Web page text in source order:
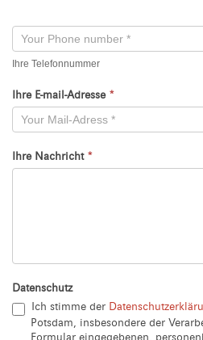
Ihre Telefonnummer
Ihre E-mail-Adresse *
Ihre Nachricht *
Datenschutz
Ich stimme der
Potsdam, insbesondere der
Formular eingegebenen,